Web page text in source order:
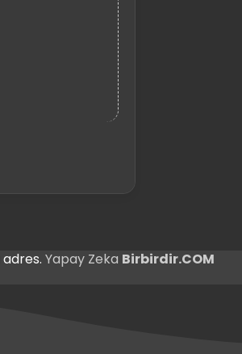
Yapay Zeka Birbirdir.COM